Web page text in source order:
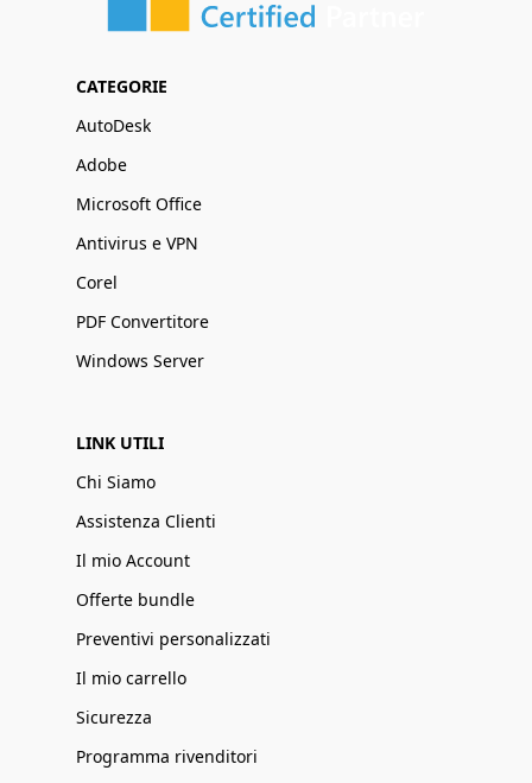
CATEGORIE
AutoDesk
Adobe
Microsoft Office
Antivirus e VPN
Corel
PDF Convertitore
Windows Server
LINK UTILI
Chi Siamo
Assistenza Clienti
Il mio Account
Offerte bundle
Preventivi personalizzati
Il mio carrello
Sicurezza
Programma rivenditori